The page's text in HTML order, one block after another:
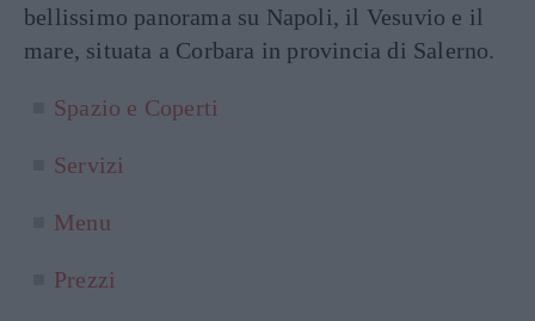
bellissimo panorama su Napoli, il Vesuvio e il
mare, situata a Corbara in provincia di Salerno.
Spazio e Coperti
Servizi
Menu
Prezzi